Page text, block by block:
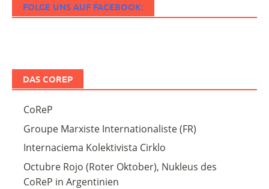
FOLGE UNS AUF FACEBOOK:
DAS COREP
CoReP
Groupe Marxiste Internationaliste (FR)
Internaciema Kolektivista Cirklo
Octubre Rojo (Roter Oktober), Nukleus des
CoReP in Argentinien